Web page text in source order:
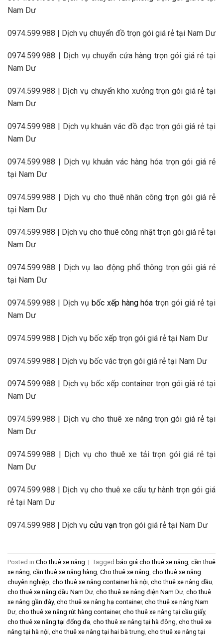
Nam Dư
0974.599.988 | Dịch vụ chuyển đồ trọn gói giá rẻ tại Nam Dư
0974.599.988 | Dịch vụ chuyển cửa hàng trọn gói giá rẻ tại
Nam Dư
0974.599.988 | Dịch vụ chuyển kho xưởng trọn gói giá rẻ tại
Nam Dư
0974.599.988 | Dịch vụ khuân vác đồ đạc trọn gói giá rẻ tại
Nam Dư
0974.599.988 | Dịch vụ khuân vác hàng hóa trọn gói giá rẻ
tại Nam Dư
0974.599.988 | Dịch vụ cho thuê nhân công trọn gói giá rẻ
tại Nam Dư
0974.599.988 | Dịch vụ cho thuê công nhật trọn gói giá rẻ tại
Nam Dư
0974.599.988 | Dịch vụ lao động phổ thông trọn gói giá rẻ
tại Nam Dư
0974.599.988 | Dịch vụ bốc xếp hàng hóa trọn gói giá rẻ tại
Nam Dư
0974.599.988 | Dịch vụ bốc xếp trọn gói giá rẻ tại Nam Dư
0974.599.988 | Dịch vụ bốc vác trọn gói giá rẻ tại Nam Dư
0974.599.988 | Dịch vụ bốc xếp container trọn gói giá rẻ tại
Nam Dư
0974.599.988 | Dịch vụ cho thuê xe nâng trọn gói giá rẻ tại
Nam Dư
0974.599.988 | Dịch vụ cho thuê xe tải trọn gói giá rẻ tại
Nam Dư
0974.599.988 | Dịch vụ cho thuê xe cẩu tự hành trọn gói giá
rẻ tại Nam Dư
0974.599.988 | Dịch vụ cửu vạn trọn gói giá rẻ tại Nam Dư
Posted in Cho thuê xe nâng | Tagged báo giá cho thuê xe nâng cần thuê
xe nâng cần thuê xe nâng hàng Cho thuê xe nâng cho thuê xe nâng
chuyên nghiệp cho thuê xe nâng container hà nội cho thuê xe nâng dầu
cho thuê xe nâng dầu Nam Dư cho thuê xe nâng điện Nam Dư cho thuê
xe nâng gần đây, cho thuê xe nâng hạ container, cho thuê xe nâng Nam
Dư cho thuê xe nâng rút hàng container, cho thuê xe nâng tại cầu giấy,
cho thuê xe nâng tại đống đa cho thuê xe nâng tại hà đông cho thuê xe
nâng tại hà nội cho thuê xe nâng tại hai bà trưng cho thuê xe nâng tại